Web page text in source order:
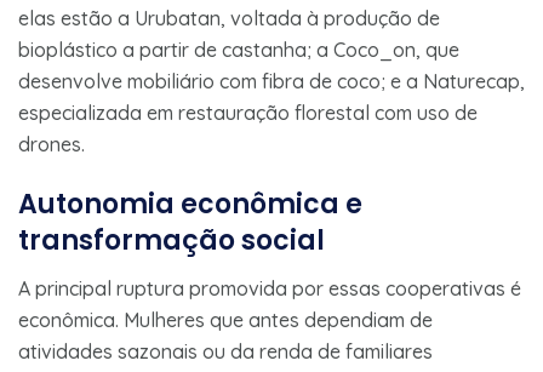
elas estão a Urubatan, voltada à produção de
bioplástico a partir de castanha; a Coco_on, que
desenvolve mobiliário com fibra de coco; e a Naturecap,
especializada em restauração florestal com uso de
drones.
Autonomia econômica e
transformação social
A principal ruptura promovida por essas cooperativas é
econômica. Mulheres que antes dependiam de
atividades sazonais ou da renda de familiares